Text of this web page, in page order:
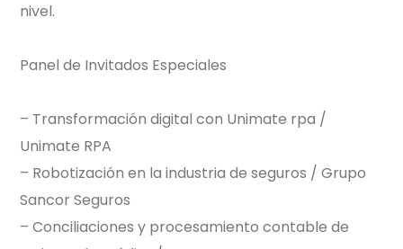
nivel.
Panel de Invitados Especiales
– Transformación digital con Unimate rpa /
Unimate RPA
– Robotización en la industria de seguros / Grupo
Sancor Seguros
– Conciliaciones y procesamiento contable de